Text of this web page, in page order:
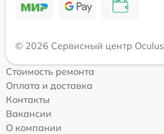
© 2026 Сервисный центр Oculus
Стоимость ремонта
Оплата и доставка
Контакты
Вакансии
О компании